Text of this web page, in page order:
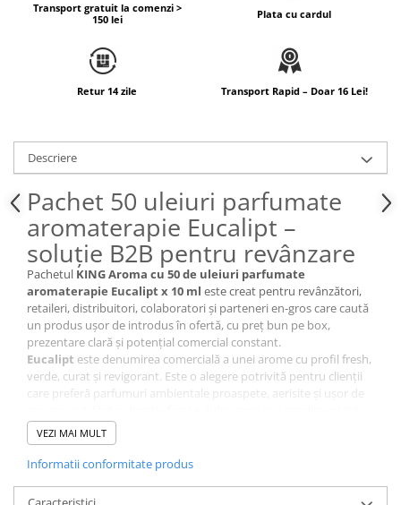
B2B / Profesional
Bază lichide VG/PG – DIY &
Sisteme de Parfumare HoReCa &
Comercial
Rezerve pentru difuzoare de arome
HoReCa
Producție și Creație Lumânări
Ceruri și materii prime pentru
lumânări
Parfumuri pentru Lumânări,
Sapunuri & Aromaterapie
Materii Prime & Substanțe (Hobby
& Tech)
Profesionale
Cutii carton și soluții de expediere
Soluții Retail, B2B & Display
Transport gratuit la comenzi >
150 lei
Plata cu cardul
Retur 14 zile Transport Rapid – Doar 16 Lei!
Descriere
Pachet 50 uleiuri parfumate
aromaterapie Eucalipt –
soluție B2B pentru revânzare
Pachetul KING Aroma cu 50 de uleiuri parfumate
aromaterapie Eucalipt x 10 ml este creat pentru revânzători,
retaileri, distribuitori, colaboratori și parteneri en-gros care caută
un produs ușor de introdus în ofertă, cu preț bun pe box,
prezentare clară și potențial comercial constant.
Eucalipt este denumirea comercială a unei arome cu profil fresh,
verde, curat și revigorant. Este o alegere potrivită pentru clienții
care preferă parfumuri ambientale proaspete, aerisite și ușor de
Produsul este destinat parfumării ambientale și se poate utiliza în
aromatizoare clasice cu apă și lumânare, suporturi ceramice
pentru aromaterapie, aromatizoare cu ultrasunete compatibile
VEZI MAI MULT
Informatii conformitate produs